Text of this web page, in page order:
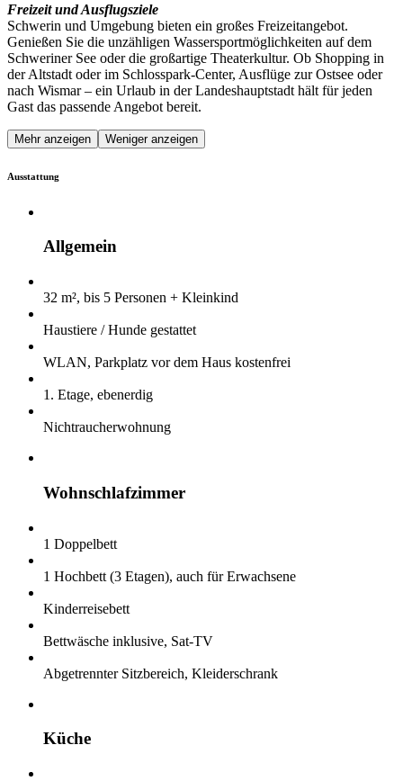
Freizeit und Ausflugsziele
Schwerin und Umgebung bieten ein großes Freizeitangebot.
Genießen Sie die unzähligen Wassersportmöglichkeiten auf dem
Schweriner See oder die großartige Theaterkultur. Ob Shopping in
der Altstadt oder im Schlosspark-Center, Ausflüge zur Ostsee oder
nach Wismar – ein Urlaub in der Landeshauptstadt hält für jeden
Gast das passende Angebot bereit.
Mehr anzeigen Weniger anzeigen
Ausstattung
Allgemein
32 m², bis 5 Personen + Kleinkind
Haustiere / Hunde gestattet
WLAN, Parkplatz vor dem Haus kostenfrei
1. Etage, ebenerdig
Nichtraucherwohnung
Wohnschlafzimmer
1 Doppelbett
1 Hochbett (3 Etagen), auch für Erwachsene
Kinderreisebett
Bettwäsche inklusive, Sat-TV
Abgetrennter Sitzbereich, Kleiderschrank
Küche